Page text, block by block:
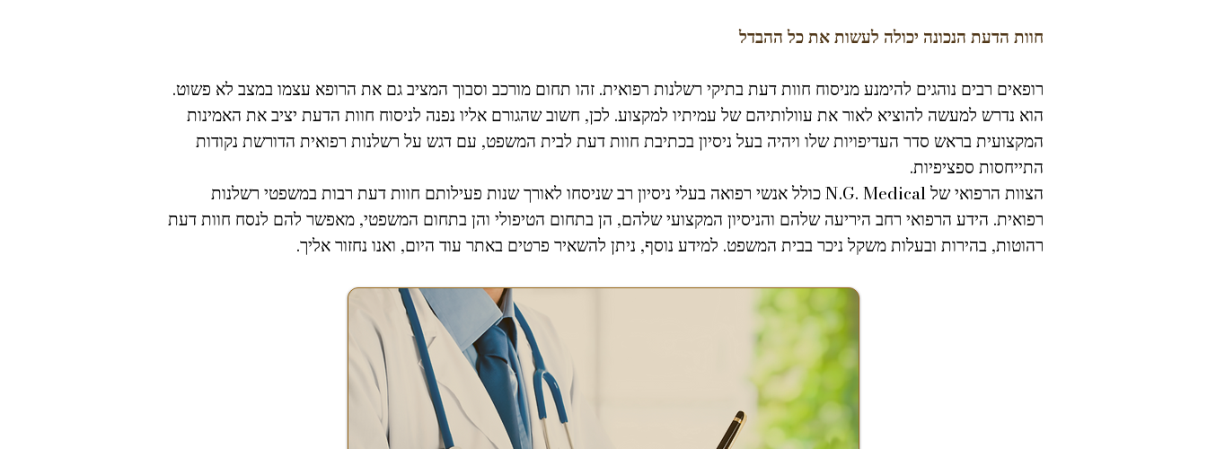
חוות הדעת הנכונה יכולה לעשות את כל ההבדל
רופאים רבים נוהגים להימנע מניסוח חוות דעת בתיקי רשלנות רפואית. זהו תחום מורכב וסבוך המציב גם את הרופא עצמו במצב לא פשוט.
הוא נדרש למעשה להוציא לאור את עוולותיהם של עמיתיו למקצוע. לכן, חשוב שהגורם אליו נפנה לניסוח חוות הדעת יציב את האמינות
המקצועית בראש סדר העדיפויות שלו ויהיה בעל ניסיון בכתיבת חוות דעת לבית המשפט, עם דגש על רשלנות רפואית הדורשת נקודות
התייחסות ספציפיות.
הצוות הרפואי של N.G. Medical כולל אנשי רפואה בעלי ניסיון רב שניסחו לאורך שנות פעילותם חוות דעת רבות במשפטי רשלנות
רפואית. הידע הרפואי רחב היריעה שלהם והניסיון המקצועי שלהם, הן בתחום הטיפולי והן בתחום המשפטי, מאפשר להם לנסח חוות דעת
רהוטות, בהירות ובעלות משקל ניכר בבית המשפט. למידע נוסף, ניתן להשאיר פרטים באתר עוד היום, ואנו נחזור אליך.